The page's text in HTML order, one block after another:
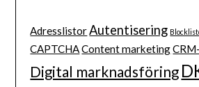
AdresslistorAutentisering
CAPTCHAContent marketing
Digital marknadsföring